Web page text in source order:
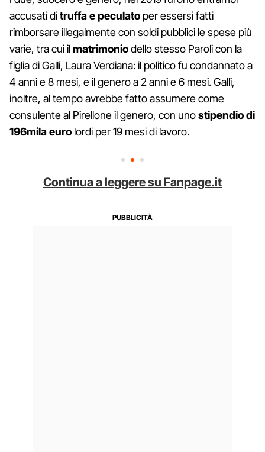
accusati ditruffa e peculato per essersi fatti
rimborsare illegalmente con soldi pubblici le spese più
varie, tra cui ilmatrimoniodello stesso Paroli con la
figlia di Galli, Laura Verdiana: il politico fu condannato a
4 anni e 8 mesi, e il genero a 2 anni e 6 mesi. Galli,
inoltre, al tempo avrebbe fatto assumere come
consulente al Pirellone il genero, con unostipendio di
196mila euro lordi per 19 mesi di lavoro.
Continua a leggere su Fanpage.it